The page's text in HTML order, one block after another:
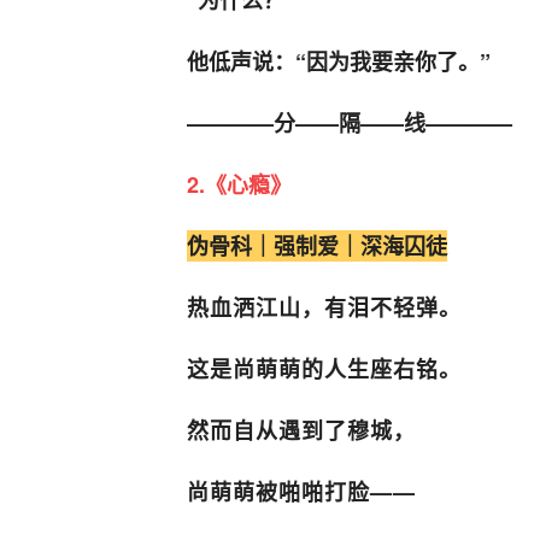
他低声说：“因为我要亲你了。”
————分——隔——线————
2.《心瘾》
伪骨科｜强制爱｜深海囚徒
热血洒江山，有泪不轻弹。
这是尚萌萌的人生座右铭。
然而自从遇到了穆城，
尚萌萌被啪啪打脸——